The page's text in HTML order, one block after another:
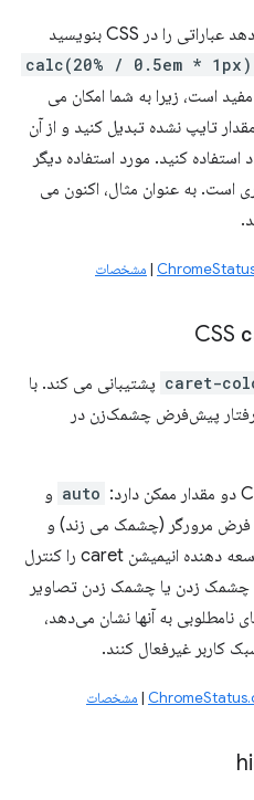
حساب تایپ شده به شما امکان می دهد عباراتی را در CSS بنویسید
calc(20% / 0.5em * 1px)
است، زیرا به شما امکان می
تایپ نشده تبدیل کنید و از آن
کنید. مورد استفاده دیگر
است. به عنوان مثال، اکنون می
| مشخصات
caret- پشتیبانی می کند. با
پیش‌فرض چشمک‌زن در
دو مقدار ممکن دارد: auto و
فرض مرورگر (چشمک می زند) و
به این معنی است که توسعه دهنده انیمیشن caret را کنترل
با چشمک زدن یا چشمک زدن تصاویر
به آنها نشان می‌دهد،
کاربر غیرفعال کنند.
| مشخصات